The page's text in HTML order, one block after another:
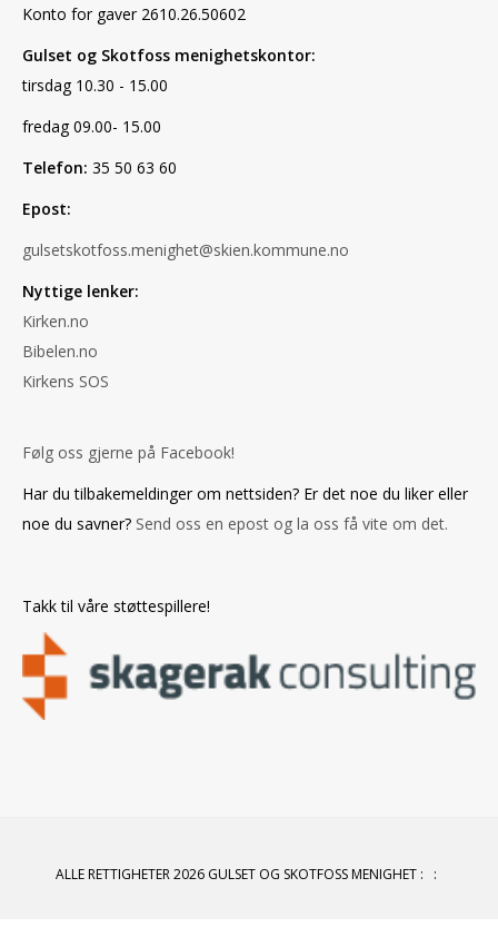
Konto for gaver 2610.26.50602
Gulset og Skotfoss menighetskontor:
tirsdag 10.30 - 15.00
fredag 09.00- 15.00
Telefon: 35 50 63 60
Epost:
gulsetskotfoss.menighet@skien.kommune.no
Nyttige lenker:
Kirken.no
Bibelen.no
Kirkens SOS
Følg oss gjerne på Facebook!
Har du tilbakemeldinger om nettsiden? Er det noe du liker eller
noe du savner? Send oss en epost og la oss få vite om det.
Takk til våre støttespillere!
ALLE RETTIGHETER 2026 GULSET OG SKOTFOSS MENIGHET: :